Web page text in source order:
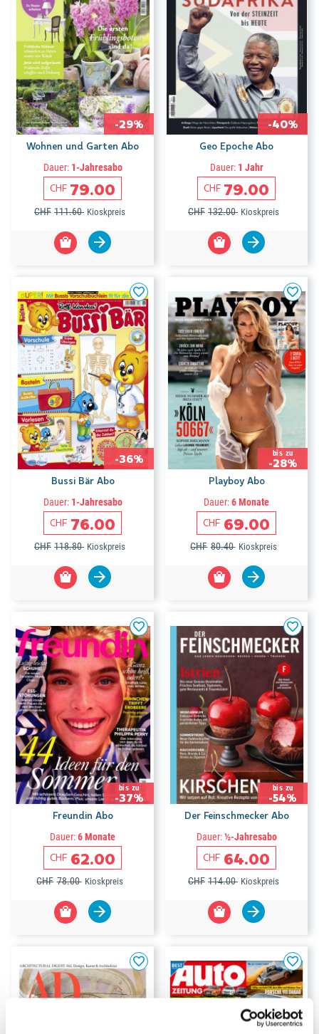
-29%
Wohnen und Garten Abo
Dauer:1-Jahresabo
CHF 79.00
CHF 111.60 Kioskpreis
-40%
Geo Epoche Abo
Dauer:1 Jahr
CHF 79.00
CHF 132.00 Kioskpreis
-36%
Bussi Bär Abo
Dauer:1-Jahresabo
CHF 76.00
CHF 118.80 Kioskpreis
bis zu
-28%
Playboy Abo
Dauer:6 Monate
CHF 69.00
CHF 80.40 Kioskpreis
bis zu
-37%
Freundin Abo
Dauer:6 Monate
CHF 62.00
CHF 78.00 Kioskpreis
bis zu
-54%
Der Feinschmecker Abo
Dauer:½-Jahresabo
CHF 64.00
CHF 114.00 Kioskpreis